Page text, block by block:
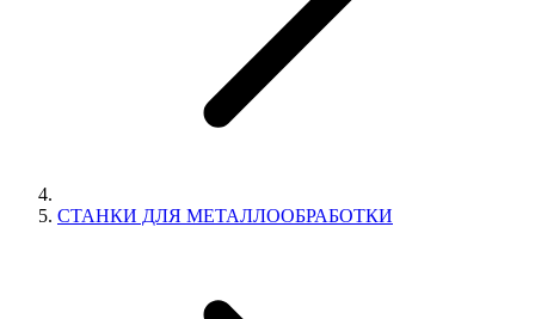
СТАНКИ ДЛЯ МЕТАЛЛООБРАБОТКИ